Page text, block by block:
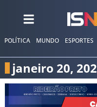
POLÍTICA MUNDO ESPORTES
janeiro 20,